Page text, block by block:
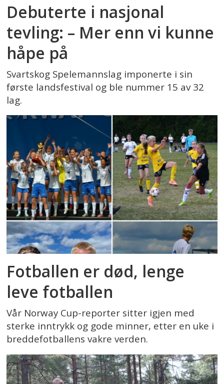
Debuterte i nasjonal
tevling: – Mer enn vi kunne
håpe på
Svartskog Spelemannslag imponerte i sin
første landsfestival og ble nummer 15 av 32
lag.
Fotballen er død, lenge
leve fotballen
Vår Norway Cup-reporter sitter igjen med
sterke inntrykk og gode minner, etter en uke i
breddefotballens vakre verden.